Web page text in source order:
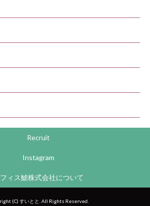
Recruit
Instagram
ィス鯱株式会社について
(C) すいとと. All Rights Reserved.